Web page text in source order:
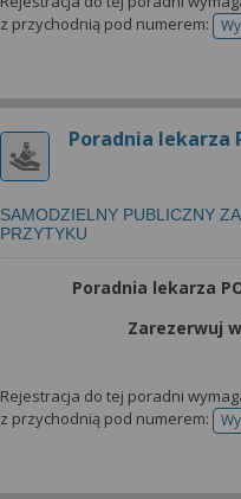
z przychodnią pod numerem:
Poradnia lekarza
SAMODZIELNY PUBLICZNY
PRZYTYKU
Poradnia lekarza
Zarezerwuj
Rejestracja do tej poradni
z przychodnią pod numerem:
możesz też wycofać
konfigurację
za pomocą „Ustawień
Więcej informacji na
narzędzi
znajdziesz w